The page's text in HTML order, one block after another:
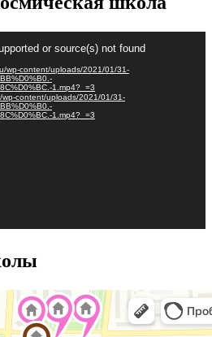
or source(s) not found
wp-content/uploads/2021/01/31-
1.mp4?_=3
content/uploads/2021/01/31-
1.mp4?_=3